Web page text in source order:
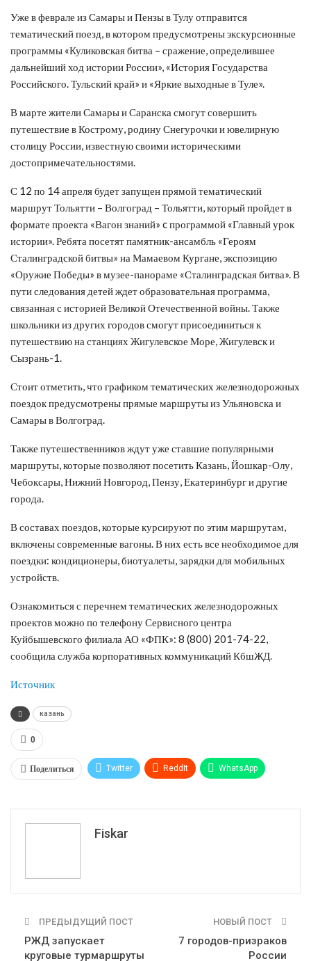
Уже в феврале из Самары и Пензы в Тулу отправится
тематический поезд, в котором предусмотрены экскурсионные
программы «Куликовская битва – сражение, определившее
дальнейший ход истории России», «История Государства
Российского. Тульский край» и «Яркие выходные в Туле».
В марте жители Самары и Саранска смогут совершить
путешествие в Кострому, родину Снегурочки и ювелирную
столицу России, известную своими историческими
достопримечательностями.
С 12 по 14 апреля будет запущен прямой тематический
маршрут Тольятти – Волгоград – Тольятти, который пройдет в
формате проекта «Вагон знаний» c программой «Главный урок
истории». Ребята посетят памятник-ансамбль «Героям
Сталинградской битвы» на Мамаевом Кургане, экспозицию
«Оружие Победы» в музее-панораме «Сталинградская битва». В
пути следования детей ждет образовательная программа,
связанная с историей Великой Отечественной войны. Также
школьники из других городов смогут присоединиться к
путешествию на станциях Жигулевское Море, Жигулевск и
Сызрань-1.
Стоит отметить, что графиком тематических железнодорожных
поездок предусмотрены прямые маршруты из Ульяновска и
Самары в Волгоград.
Также путешественников ждут уже ставшие популярными
маршруты, которые позволяют посетить Казань, Йошкар-Олу,
Чебоксары, Нижний Новгород, Пензу, Екатеринбург и другие
города.
В составах поездов, которые курсируют по этим маршрутам,
включены современные вагоны. В них есть все необходимое для
поездки: кондиционеры, биотуалеты, зарядки для мобильных
устройств.
Ознакомиться с перечнем тематических железнодорожных
проектов можно по телефону Сервисного центра
Куйбышевского филиала АО «ФПК»: 8 (800) 201-74-22,
сообщила служба корпоративных коммуникаций КбшЖД.
Источник
казань
0
Поделиться Twitter ReddIt WhatsApp
Telegram
Fiskar
ПРЕДЫДУЩИЙ ПОСТ
РЖД запускает
круговые турмаршруты
НОВЫЙ ПОСТ
7 городов-призраков
России